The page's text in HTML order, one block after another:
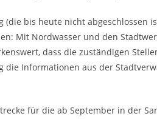
bis heute nicht abgeschlossen
Mit Nordwasser und den
dass die zuständigen
Informationen aus der
für die ab September in der